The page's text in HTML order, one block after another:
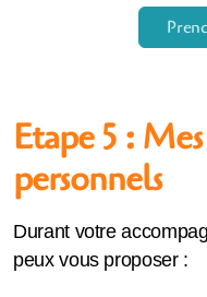
Etape 5 :
personnels
Durant votre
peux vous proposer :